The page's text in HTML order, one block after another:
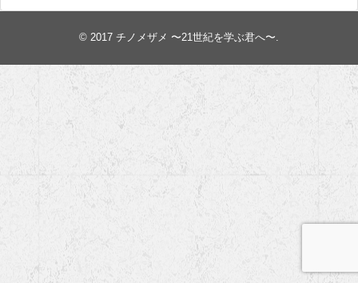
© 2017 チノメザメ 〜21世紀を学ぶ君へ〜